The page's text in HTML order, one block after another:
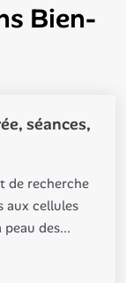
Bien-
séances,
de recherche
aux cellules
des...